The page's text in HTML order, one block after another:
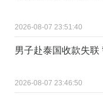
2026-08-07 23:51:40
男子赴泰国收款失联
2026-08-07 23:46:50